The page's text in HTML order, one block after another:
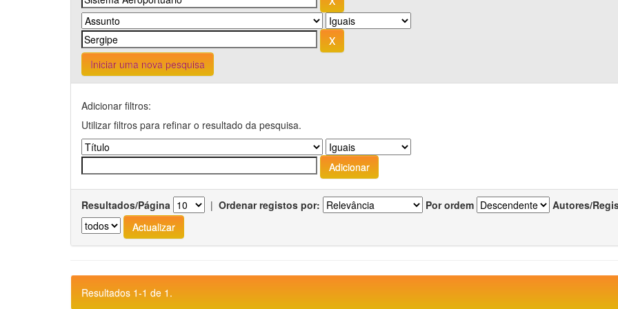
Iniciar uma nova pesquisa
Adicionar filtros:
Utilizar filtros para refinar o resultado da pesquisa.
Resultados/Página | Ordenar registos por: Por ordem Autores/
Resultados 1-1 de 1.